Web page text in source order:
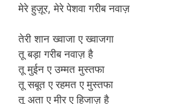
मेरे हुज़ूर, मेरे पेशवा गरीब नवाज़
तेरी शान ख्वाजा ए ख्वाजगा
तू बड़ा गरीब नवाज़ है
तू मुईन ए उम्मत मुस्तफा
तू सबूत ए रहमत ए मुस्तफा
तू अता ए मीर ए हिजाज़ है